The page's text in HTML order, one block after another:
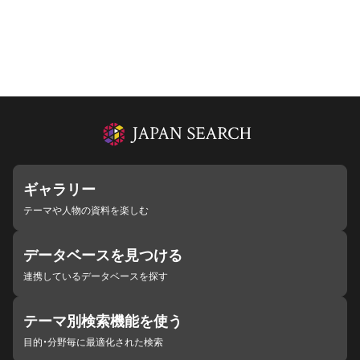
ギャラリー
テーマや人物の資料を楽しむ
データベースを見つける
連携しているデータベースを探す
テーマ別検索機能を使う
目的・分野毎に最適化された検索